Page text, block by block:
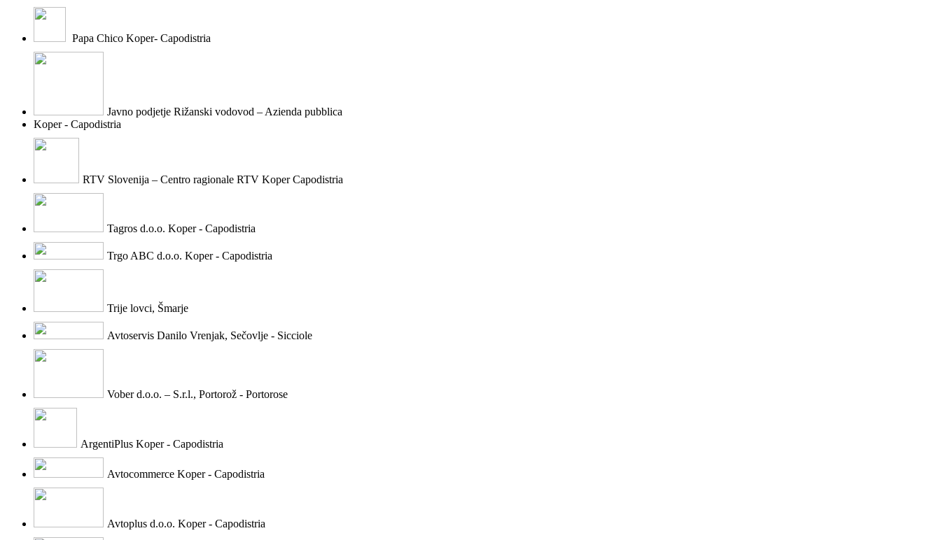
Papa Chico Koper- Capodistria
Javno podjetje Rižanski vodovod – Azienda pubblica
Koper - Capodistria
RTV Slovenija – Centro ragionale RTV Koper Capodistria
Tagros d.o.o. Koper - Capodistria
Trgo ABC d.o.o. Koper - Capodistria
Trije lovci, Šmarje
Avtoservis Danilo Vrenjak, Sečovlje - Sicciole
Vober d.o.o. – S.r.l., Portorož - Portorose
ArgentiPlus Koper - Capodistria
Avtocommerce Koper - Capodistria
Avtoplus d.o.o. Koper - Capodistria